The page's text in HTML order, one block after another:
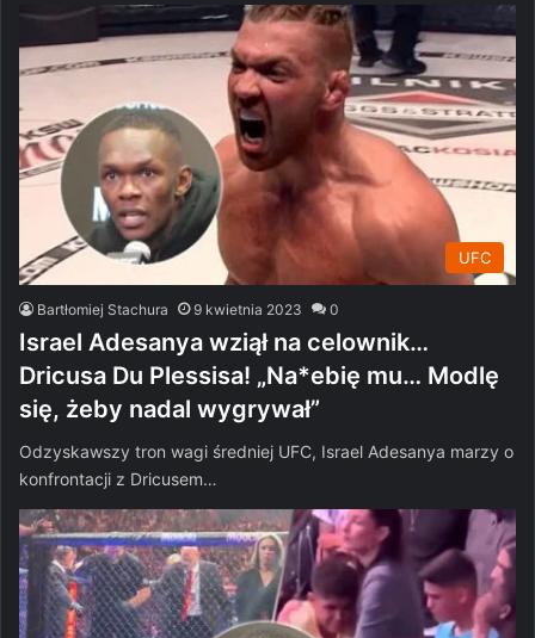
UFC
Bartłomiej Stachura 9 kwietnia 2023 0
Israel Adesanya wziął na celownik…
Dricusa Du Plessisa! „Na*ebię mu… Modlę
się, żeby nadal wygrywał”
Odzyskawszy tron wagi średniej UFC, Israel Adesanya marzy o
konfrontacji z Dricusem…